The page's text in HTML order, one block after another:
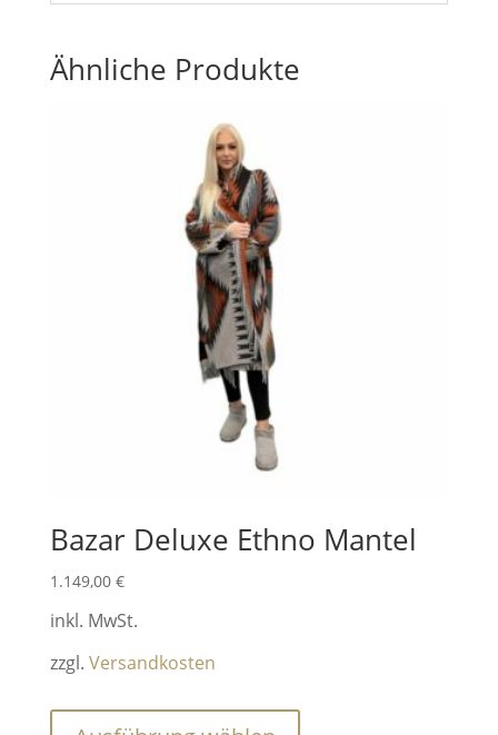
Ähnliche Produkte
Bazar Deluxe Ethno Mantel
1.149,00 €
inkl. MwSt.
zzgl. Versandkosten
Dieses